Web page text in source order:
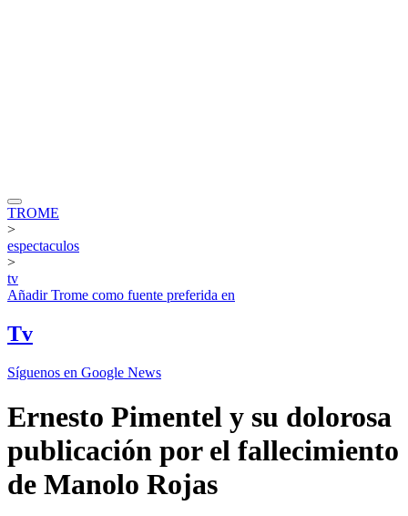
TROME
>
espectaculos
>
tv
AñadirTrome como fuente preferida en
Tv
Síguenos en Google News
Ernesto Pimentel y su dolorosa
publicación por el fallecimiento
de Manolo Rojas